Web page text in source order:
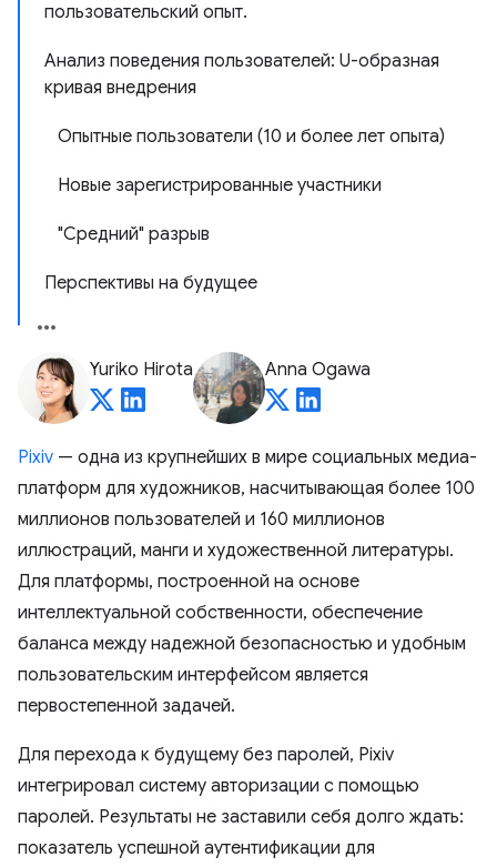
пользовательский опыт.
Анализ поведения пользователей: U-образная
кривая внедрения
Опытные пользователи (10 и более лет опыта)
Новые зарегистрированные участники
"Средний" разрыв
Перспективы на будущее
Yuriko Hirota Anna Ogawa
Pixiv — одна из крупнейших в мире социальных медиа-
платформ для художников, насчитывающая более 100
миллионов пользователей и 160 миллионов
иллюстраций, манги и художественной литературы.
Для платформы, построенной на основе
интеллектуальной собственности, обеспечение
баланса между надежной безопасностью и удобным
пользовательским интерфейсом является
первостепенной задачей.
Для перехода к будущему без паролей, Pixiv
интегрировал систему авторизации с помощью
паролей. Результаты не заставили себя долго ждать:
показатель успешной аутентификации для